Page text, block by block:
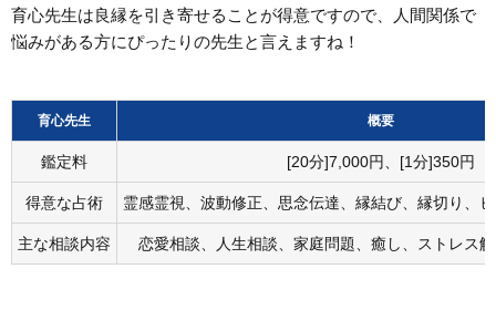
育心先生は良縁を引き寄せることが得意ですので、人間関係で
悩みがある方にぴったりの先生と言えますね！
育心先生 概要
鑑定料 [20分]7,000円、[1分]350円
得意な占術 霊感霊視、波動修正、思念伝達、縁結び、縁切り、
主な相談内容 恋愛相談、人生相談、家庭問題、癒し、ストレス